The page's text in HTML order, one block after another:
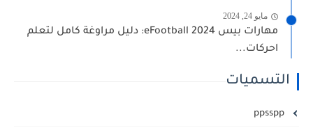
مايو 24, 2024
مهارات بيس eFootball 2024: دليل مراوغة كامل لتعلم
احركات...
التسميات
ppsspp